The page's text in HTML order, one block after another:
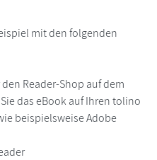
mit den folgenden
Reader-Shop auf dem
das eBook auf Ihren tolino
beispielsweise Adobe